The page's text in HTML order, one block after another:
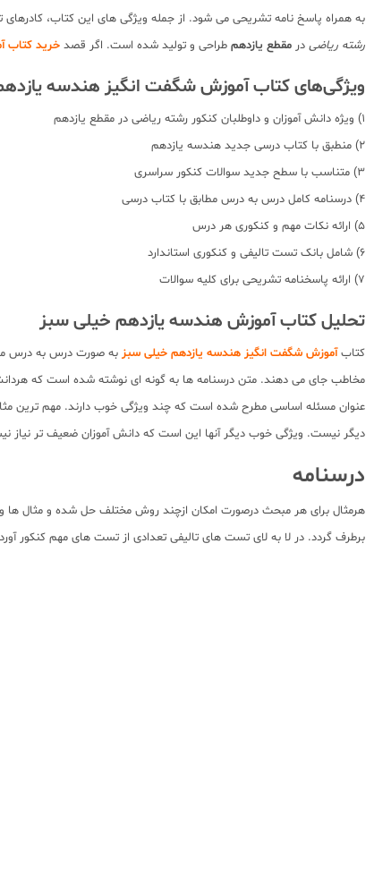
به همراه پاسخ نامه تشریحی می شود. از جمله ویژگی های این کتاب،
رشته ریاضی در مقطع یازدهم طراحی و تولید شده است. اگر قصد خرید کتاب
ویژگی‌های کتاب آموزش شگفت انگیز هندسه
1) ویژه دانش آموزان و داوطلبان کنکور رشته ریاضی در مقطع یازدهم
2) منطبق با کتاب درسی جدید هندسه یازدهم
3) متناسب با سطح جدید سوالات کنکور سراسری
4) درسنامه کامل درس به درس مطابق با کتاب درسی
5) ارائه نکات مهم و کنکوری هر درس
6) شامل بانک تست تالیفی و کنکوری استاندارد
7) ارائه پاسخنامه تشریحی برای کلیه سوالات
تحلیل کتاب آموزش هندسه یازدهم خیلی سبز
کتابآموزش شگفت انگیز هندسه یازدهم خیلی سبز به صورت درس به درس
مخاطب جای می دهند. متن درسنامه ها به گونه ای نوشته شده است که
عنوان مسئله اساسی مطرح شده است که چند ویژگی خوب دارند. مهم ترین مثال
دیگر نیست. ویژگی خوب دیگر آنها این است که دانش آموزان ضعیف تر نیاز
درسنامه
هرمثال برای هر مبحث درصورت امکان ازچند روش مختلف حل شده و مثال ها
برطرف گردد. در لا به لای تست های تالیفی تعدادی از تست های مهم کنکور